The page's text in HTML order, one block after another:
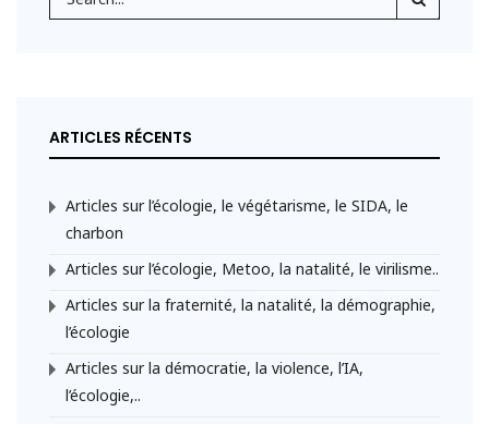
ARTICLES RÉCENTS
Articles sur l’écologie, le végétarisme, le SIDA, le
charbon
Articles sur l’écologie, Metoo, la natalité, le virilisme..
Articles sur la fraternité, la natalité, la démographie,
l’écologie
Articles sur la démocratie, la violence, l’IA,
l’écologie,..